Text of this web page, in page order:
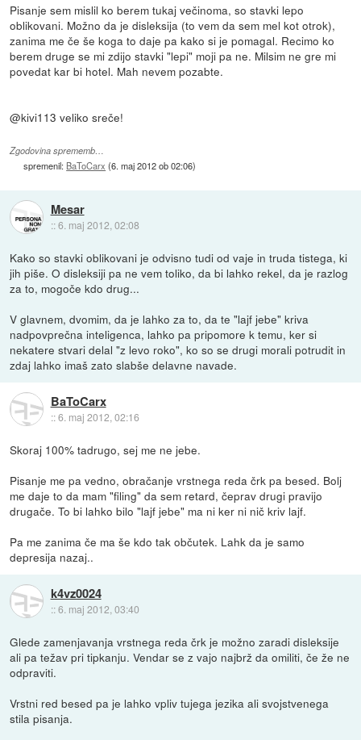
Pisanje sem mislil ko berem tukaj večinoma, so stavki lepo
oblikovani. Možno da je disleksija (to vem da sem mel kot otrok),
zanima me če še koga to daje pa kako si je pomagal. Recimo ko
berem druge se mi zdijo stavki "lepi" moji pa ne. Milsim ne gre mi
povedat kar bi hotel. Mah nevem pozabte.
@kivi113 veliko sreče!
Zgodovina sprememb…
spremenil: BaToCarx (6. maj 2012 ob 02:06)
Mesar
::6. maj 2012, 02:08
Kako so stavki oblikovani je odvisno tudi od vaje in truda tistega, ki
jih piše. O disleksiji pa ne vem toliko, da bi lahko rekel, da je razlog
za to, mogoče kdo drug...
V glavnem, dvomim, da je lahko za to, da te "lajf jebe" kriva
nadpovprečna inteligenca, lahko pa pripomore k temu, ker si
nekatere stvari delal "z levo roko", ko so se drugi morali potrudit in
zdaj lahko imaš zato slabše delavne navade.
BaToCarx
::6. maj 2012, 02:16
Skoraj 100% tadrugo, sej me ne jebe.
Pisanje me pa vedno, obračanje vrstnega reda črk pa besed. Bolj
me daje to da mam "filing" da sem retard, čeprav drugi pravijo
drugače. To bi lahko bilo "lajf jebe" ma ni ker ni nič kriv lajf.
Pa me zanima če ma še kdo tak občutek. Lahk da je samo
depresija nazaj..
k4vz0024
::6. maj 2012, 03:40
Glede zamenjavanja vrstnega reda črk je možno zaradi disleksije
ali pa težav pri tipkanju. Vendar se z vajo najbrž da omiliti, če že ne
odpraviti.
Vrstni red besed pa je lahko vpliv tujega jezika ali svojstvenega
stila pisanja.